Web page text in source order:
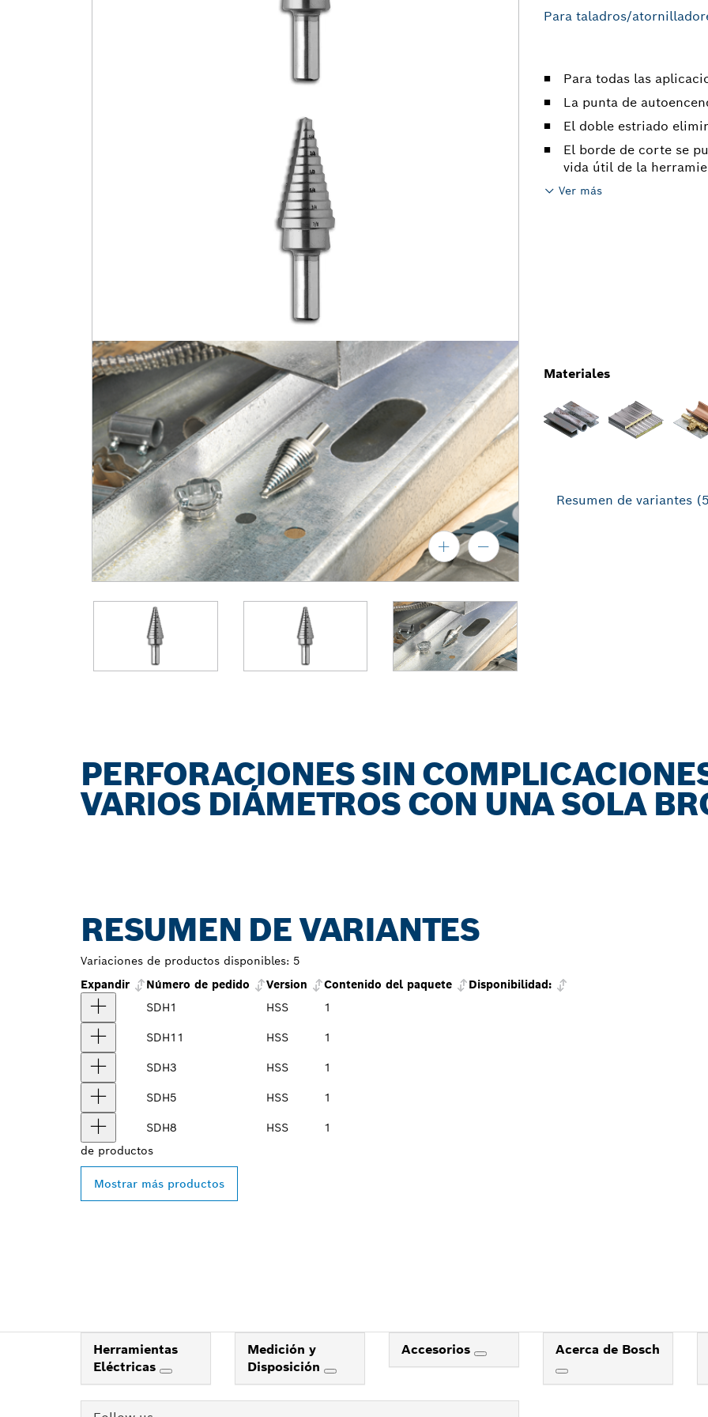
Para taladros/
Para todas las
La punta de
El doble estriado
El borde de corte se
vida útil de la
Ver más
Materiales
Resumen de variantes
PERFORACIONES SIN
VARIOS DIÁMETROS CON UNA SOLA
RESUMEN DE VARIANTES
Variaciones de productos disponibles: 5
Expandir
Número de pedido Version Contenido del paquete
Disponibilidad:
SDH1
HSS 1
SDH11 HSS 1
SDH3 HSS 1
SDH5 HSS 1
SDH8 HSS
1
de productos
Mostrar más productos
Herramientas
Eléctricas
Medición y
Disposición
Accesorios Acerca de Bosch